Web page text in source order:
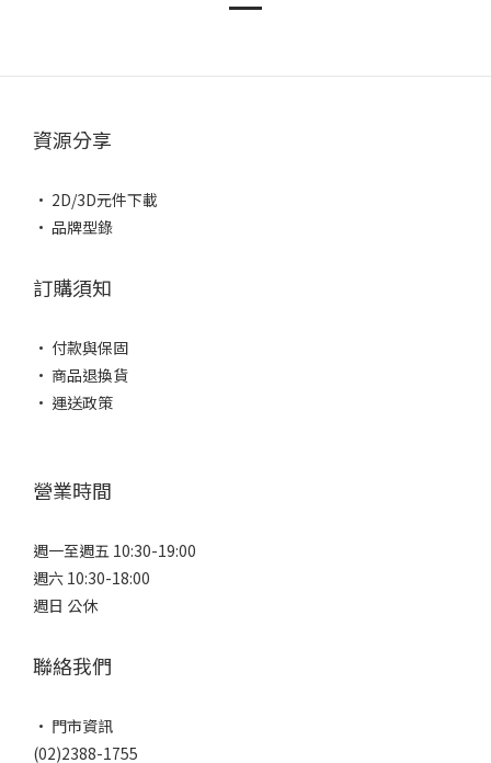
資源分享
• 2D/3D元件下載
• 品牌型錄
訂購須知
• 付款與保固
• 商品退換貨
• 運送政策
營業時間
週一至週五 10:30-19:00
週六 10:30-18:00
週日 公休
聯絡我們
• 門市資訊
(02)2388-1755